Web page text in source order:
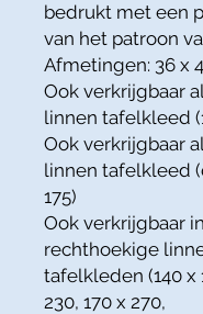
bedrukt met een
van het patroon
Afmetingen: 36 x
Ook verkrijgbaar
linnen tafelkleed
Ook verkrijgbaar
linnen tafelkleed
175)
Ook verkrijgbaar in
rechthoekige
tafelkleden (140 x
230, 170 x 270,